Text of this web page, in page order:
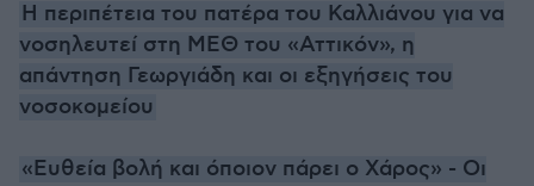
Η περιπέτεια του πατέρα του Καλλιάνου για να
νοσηλευτεί στη ΜΕΘ του «Αττικόν», η
απάντηση Γεωργιάδη και οι εξηγήσεις του
νοσοκομείου
«Ευθεία βολή και όποιον πάρει ο Χάρος» - Οι